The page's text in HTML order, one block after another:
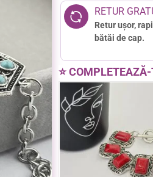
e
b
o
t
s
A
p
RETUR
Retur ușor,
bătăi de cap.
⭐ COMPLETEAZĂ-